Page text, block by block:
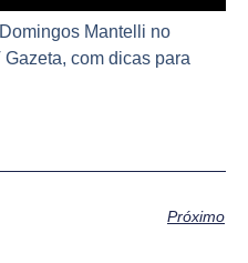
Mantelli no
com dicas para
Próximo